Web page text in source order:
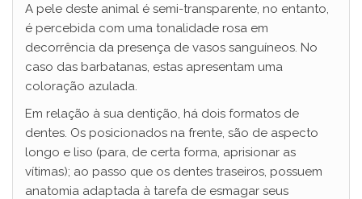
A pele deste animal é semi-transparente, no entanto,
é percebida com uma tonalidade rosa em
decorrência da presença de vasos sanguíneos. No
caso das barbatanas, estas apresentam uma
coloração azulada.
Em relação à sua dentição, há dois formatos de
dentes. Os posicionados na frente, são de aspecto
longo e liso (para, de certa forma, aprisionar as
vítimas); ao passo que os dentes traseiros, possuem
anatomia adaptada à tarefa de esmagar seus